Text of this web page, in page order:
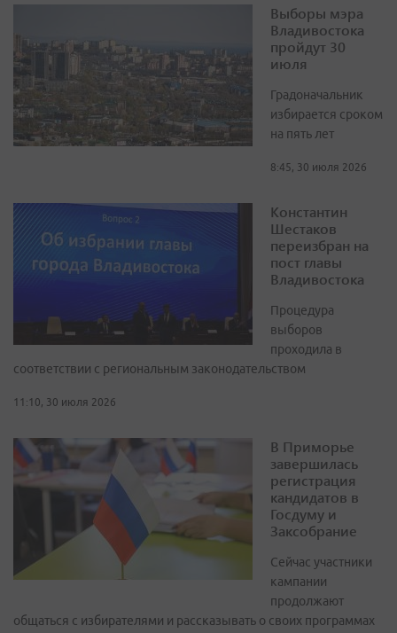
Выборы мэра
Владивостока
пройдут 30
июля
Градоначальник
избирается сроком
на пять лет
8:45, 30 июля 2026
Константин
Шестаков
переизбран на
пост главы
Владивостока
Процедура
выборов
проходила в
соответствии с региональным законодательством
11:10, 30 июля 2026
В Приморье
завершилась
регистрация
кандидатов в
Госдуму и
Заксобрание
Сейчас участники
кампании
продолжают
общаться с избирателями и рассказывать о своих программах